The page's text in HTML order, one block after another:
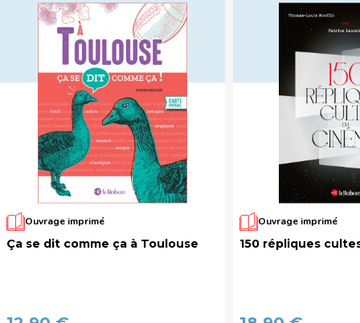
Ouvrage imprimé
Ça se dit comme ça à Toulouse
Ouvrage imprimé
150 répliques